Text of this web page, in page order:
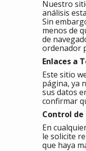
Nuestro
análisis
Sin
menos de
de
ordenador
Enlaces a
Este sitio
página, ya
sus datos
confirmar
Control
En
le solicite
que haya